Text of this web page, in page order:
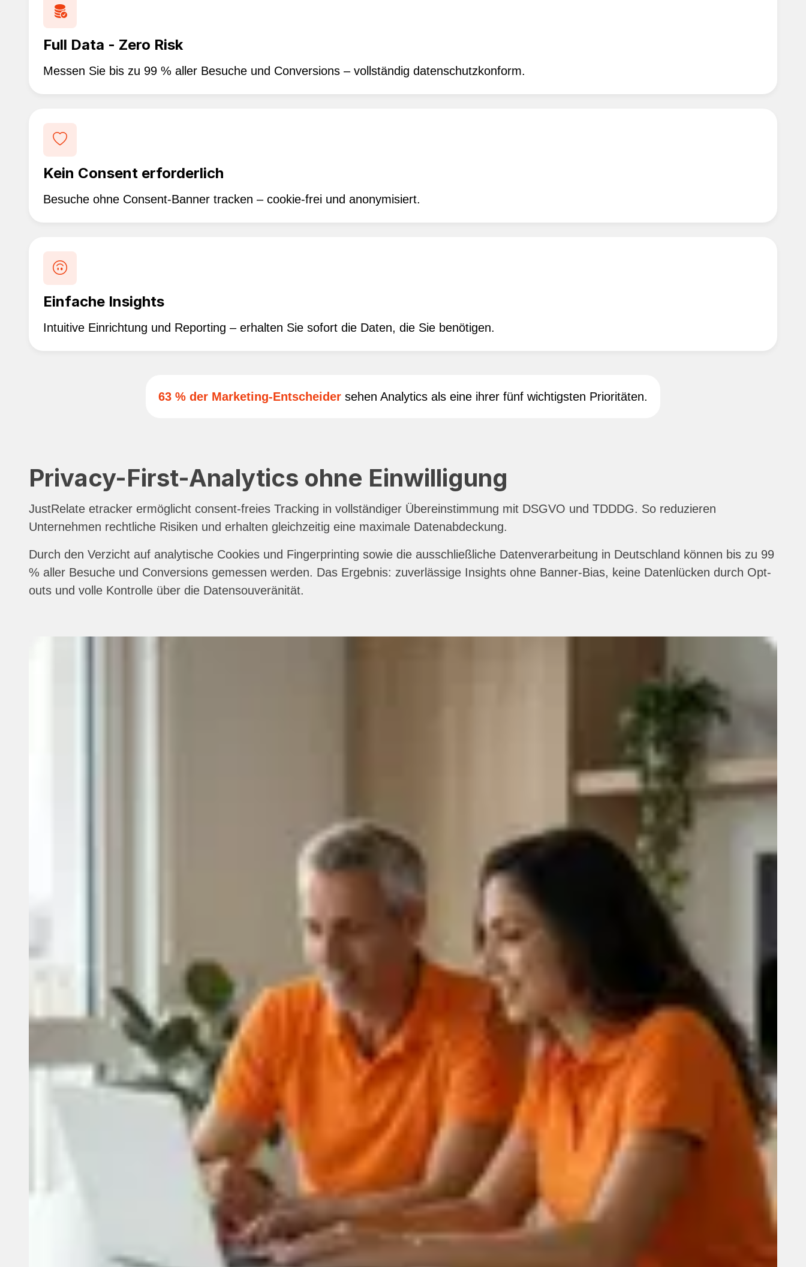
Full Data - Zero Risk
Messen Sie bis zu 99 % aller Besuche und Conversions – vollständig datenschutzkonform.
Kein Consent erforderlich
Besuche ohne Consent-Banner tracken – cookie-frei und anonymisiert.
Einfache Insights
Intuitive Einrichtung und Reporting – erhalten Sie sofort die Daten, die Sie benötigen.
63 % der Marketing-Entscheider sehen Analytics als eine ihrer fünf wichtigsten Prioritäten.
Privacy-First-Analytics ohne Einwilligung
JustRelate etracker ermöglicht consent-freies Tracking in vollständiger Übereinstimmung mit DSGVO und TDDDG. So reduzieren
Unternehmen rechtliche Risiken und erhalten gleichzeitig eine maximale Datenabdeckung.
Durch den Verzicht auf analytische Cookies und Fingerprinting sowie die ausschließliche Datenverarbeitung in Deutschland können bis zu 99
% aller Besuche und Conversions gemessen werden. Das Ergebnis: zuverlässige Insights ohne Banner-Bias, keine Datenlücken durch Opt-
outs und volle Kontrolle über die Datensouveränität.